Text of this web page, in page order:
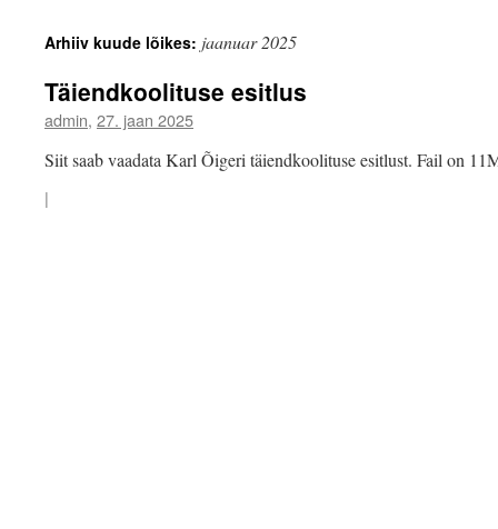
Arhiiv kuude lõikes: jaanuar 2025
Täiendkoolituse esitlus
admin, 27. jaan 2025
Siit saab vaadata Karl Õigeri täiendkoolituse esitlust. Fail on
|